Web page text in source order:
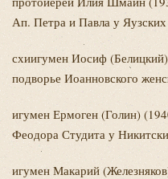
Ап. Петра и Павла у
схиигумен Иосиф
подворье Иоанновского
игумен Ермоген (Голин)
Феодора Студита у
игумен Макарий